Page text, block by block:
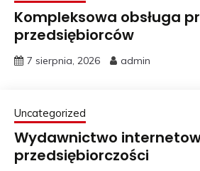
Kompleksowa obsługa
przedsiębiorców
7 sierpnia, 2026 admin
Uncategorized
Wydawnictwo
przedsiębiorczości